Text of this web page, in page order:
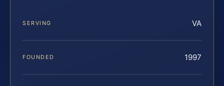
SERVING VA
FOUNDED 1997